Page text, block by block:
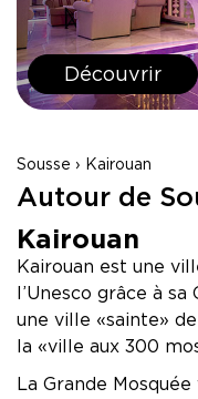
MONASTIR -
MONASTIR - TUI
Tabarka - Tunisie
TABARKA -
DJERBA - TUI
DJERBA - TUI
Tozeur - Tunisie
TOZEUR - Palm
TOZEUR - The
Découvrir
Sousse › Kairouan
Autour de
Kairouan
Kairouan est une
l’Unesco grâce à
une ville « sainte »
la « ville aux 300
La Grande